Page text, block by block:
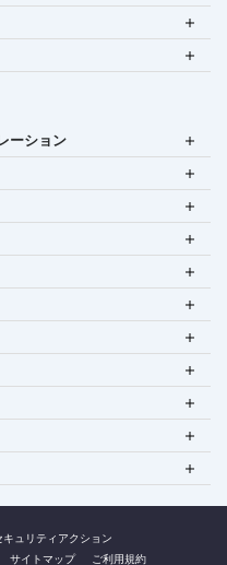
ーション
キュリティアクション
サイトマップ ご利用規約